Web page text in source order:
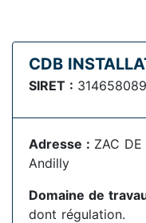
CDB
SIRET :
Adresse : ZAC
Andilly
Domaine de
dont régulation.